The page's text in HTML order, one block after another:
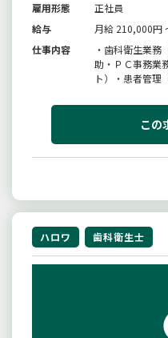
雇用形態
正社員
給与
月給 210,000円
仕事内容
・歯科衛生業務
助・ＰＣ事務業
ト）・患者管理
加変更範囲：当
この
ハロワ 歯科衛生士